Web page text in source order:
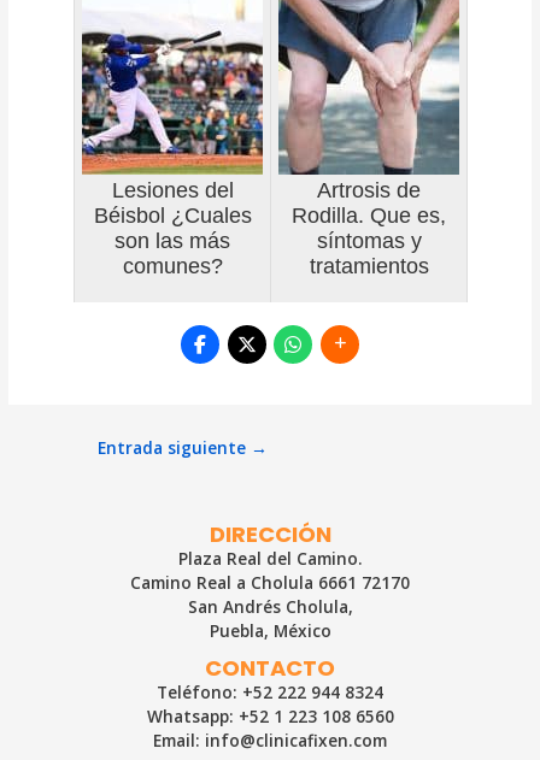
Lesiones del
Béisbol ¿Cuales
son las más
comunes?
Artrosis de
Rodilla. Que es,
síntomas y
tratamientos
NavegaciónEntrada siguiente →
DIRECCIÓN
Plaza Real del Camino.
Camino Real a Cholula 6661 72170
San Andrés Cholula,
Puebla, México
CONTACTO
Teléfono: +52 222 944 8324
Whatsapp: +52 1 223 108 6560
Email: info@clinicafixen.com